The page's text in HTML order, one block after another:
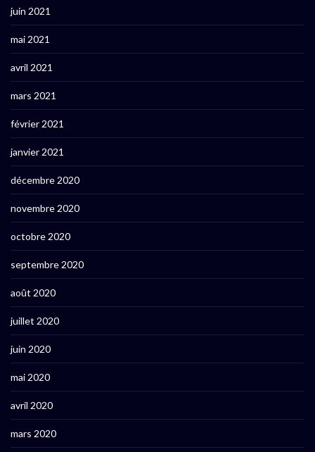
juin 2021
mai 2021
avril 2021
mars 2021
février 2021
janvier 2021
décembre 2020
novembre 2020
octobre 2020
septembre 2020
août 2020
juillet 2020
juin 2020
mai 2020
avril 2020
mars 2020